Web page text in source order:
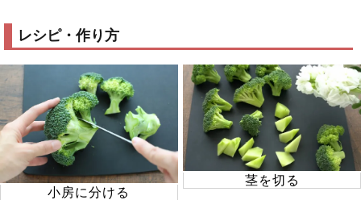
レシピ・作り方
小房に分ける
茎を切る